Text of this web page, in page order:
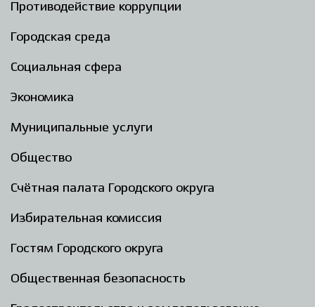
Противодействие коррупции
Городская среда
Социальная сфера
Экономика
Муниципальные услуги
Общество
Счётная палата Городского округа
Избирательная комиссия
Гостям Городского округа
Общественная безопасность